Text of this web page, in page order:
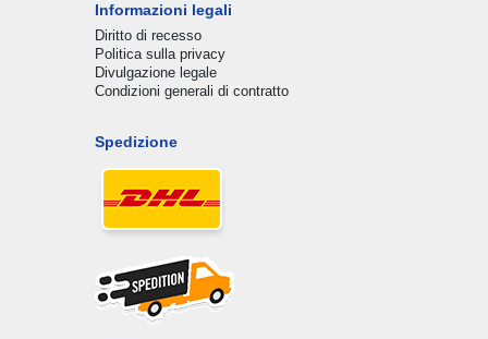
Informazioni legali
Diritto di recesso
Politica sulla privacy
Divulgazione legale
Condizioni generali di contratto
Spedizione